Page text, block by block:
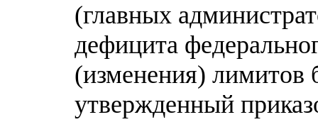
(главных
дефицита
(изменения) лимитов
утвержденный